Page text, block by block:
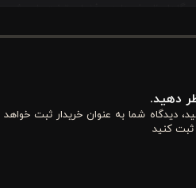
ظریف دارد و فضای تخت را روشن
فضای خواب می‌بخشد و به‌راحتی با
دهید.
دیدگاه شما به عنوان خریدار ثبت
ثبت کنید